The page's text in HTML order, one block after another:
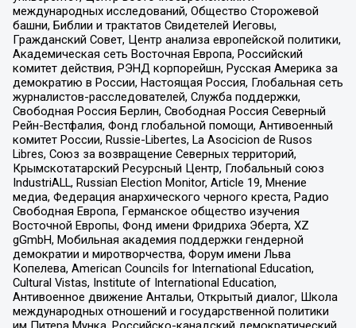
международных исследований, Общество Сторожевой
башни, Библии и трактатов Свидетелей Иеговы,
Гражданский Совет, Центр анализа европейской политики,
Академическая сеть Восточная Европа, Российский
комитет действия, РЭНД корпорейшн, Русская Америка за
демократию в России, Настоящая Россия, Глобальная сеть
журналистов-расследователей, Служба поддержки,
Свободная Россия Берлин, Свободная Россия Северный
Рейн-Вестфалия, Фонд глобальной помощи, Антивоенный
комитет России, Russie-Libertes, La Asocicion de Rusos
Libres, Союз за возвращение Северных территорий,
Крымскотатарский Ресурсный Центр, Глобальный союз
IndustriALL, Russian Election Monitor, Article 19, Мнение
медиа, Федерация анархического черного креста, Радио
Свободная Европа, Германское общество изучения
Восточной Европы, Фонд имени Фридриха Эберта, XZ
gGmbH, Мобильная академия поддержки гендерной
демократии и миротворчества, Форум имени Льва
Копелева, American Councils for International Education,
Cultural Vistas, Institute of International Education,
Антивоенное движение Антальи, Открытый диалог, Школа
международных отношений и государственной политики